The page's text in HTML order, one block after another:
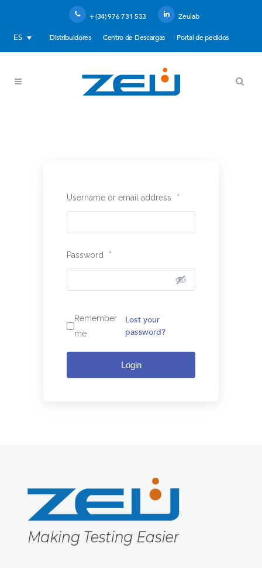
+ (34) 976 731 533 Zeulab
ES Distribuidores Centro de Descargas Portal de pedidos
Username or email address *
Password *
Remember
me
Lost your
password?
Login